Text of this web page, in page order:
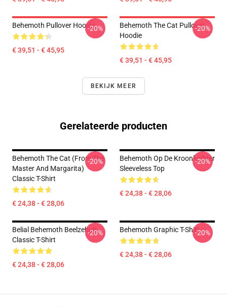
Behemoth Pullover Hoodie
€ 39,51 - € 45,95
-20%
Behemoth The Cat Pullover
Hoodie
€ 39,51 - € 45,95
-20%
BEKIJK MEER
Gerelateerde producten
Behemoth The Cat (from The
Master And Margarita)
Classic T-Shirt
€ 24,38 - € 28,06
-20%
Behemoth Op De Kroonluchter
Sleeveless Top
€ 24,38 - € 28,06
-20%
Belial Behemoth Beelzebub
Classic T-Shirt
€ 24,38 - € 28,06
-20% Behemoth Graphic T-Shirt
€ 24,38 - € 28,06
-20%